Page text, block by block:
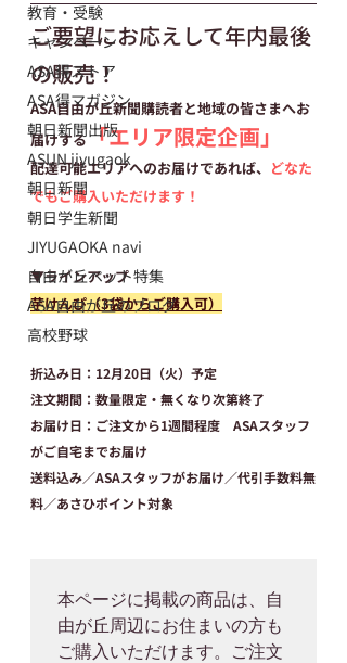
教育・受験
キャンペーン
ASA得ストア
ASA得マガジン
朝日新聞出版
ASUN jiyugaok
朝日新聞
朝日学生新聞
JIYUGAOKA navi
自由が丘ペット特集
ASA自由が丘のブログ
高校野球
ご要望にお応えして年内最後
の販売！
ASA自由が丘新聞購読者と地域の皆さまへお
届けする「エリア限定企画」
配達可能エリアへのお届けであれば、 どなた
でもご購入いただけます！
▼ラインアップ
芋けんぴ（3袋からご購入可）
折込み日： 12月20日（火）予定
注文期間： 数量限定・無くなり次第終了
お届け日： ご注文から1週間程度　ASAスタッフ
がご自宅までお届け
送料込み／ASAスタッフがお届け／代引手数料無
料／あさひポイント対象
本ページに掲載の商品は、自
由が丘周辺にお住まいの方も
ご購入いただけます。ご注文